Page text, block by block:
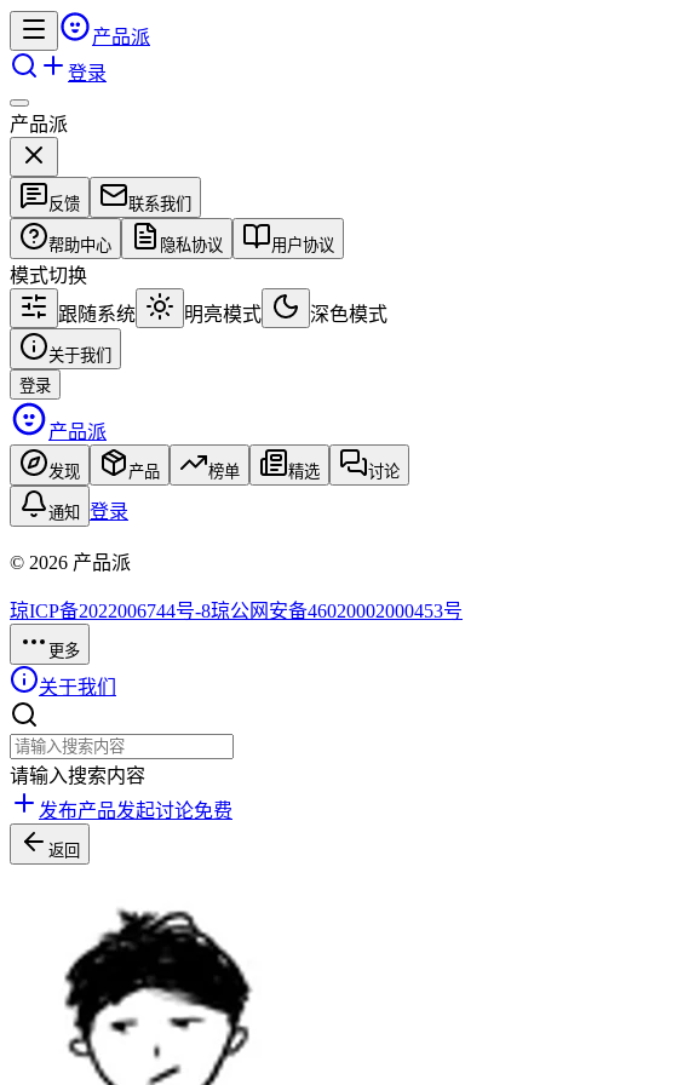
产品派
登录
产品派
反馈 联系我们
帮助中心 隐私协议 用户协议
模式切换
跟随系统
明亮模式 深色模式
关于我们
登录
产品派
发现 产品 榜单 精选 讨论
通知 登录
© 2026 产品派
琼ICP备2022006744号-8琼公网安备46020002000453号
更多
关于我们
请输入搜索内容
发布产品发起讨论免费
返回